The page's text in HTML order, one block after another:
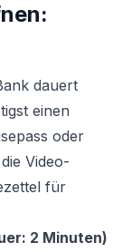
dauert
einen
oder
Video-
für
2 Minuten)